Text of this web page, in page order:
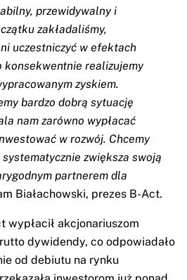
przewidywalny i
zakładaliśmy,
uczestniczyć w efektach
konsekwentnie realizujemy
zyskiem.
bardzo dobrą sytuację
nam zarówno wypłacać
w rozwój. Chcemy
zwiększa swoją
partnerem dla
Białachowski, prezes B-Act.
wypłacił akcjonariuszom
dywidendy, co odpowiadało
od debiutu na rynku